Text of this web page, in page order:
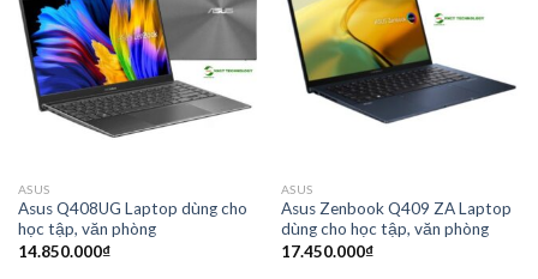
ASUS
Asus Q408UG Laptop dùng cho
học tập, văn phòng
14.850.000₫
ASUS
Asus Zenbook Q409 ZA Laptop
dùng cho học tập, văn phòng
17.450.000₫